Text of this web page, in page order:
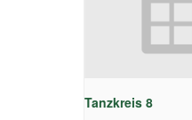
Tanzkreis 8